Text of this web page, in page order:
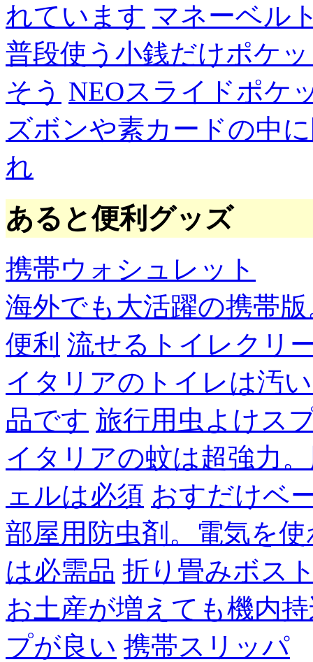
れています マネーベル
普段使う小銭だけポケ
そう NEOスライドポケ
ズボンや素カードの中
れ
あると便利グッズ
携帯ウォシュレット
海外でも大活躍の携帯
便利 流せるトイレクリ
イタリアのトイレは汚
品です 旅行用虫よけス
イタリアの蚊は超強力
ェルは必須 おすだけベ
部屋用防虫剤。電気を
は必需品 折り畳みボス
お土産が増えても機内
プが良い 携帯スリッパ